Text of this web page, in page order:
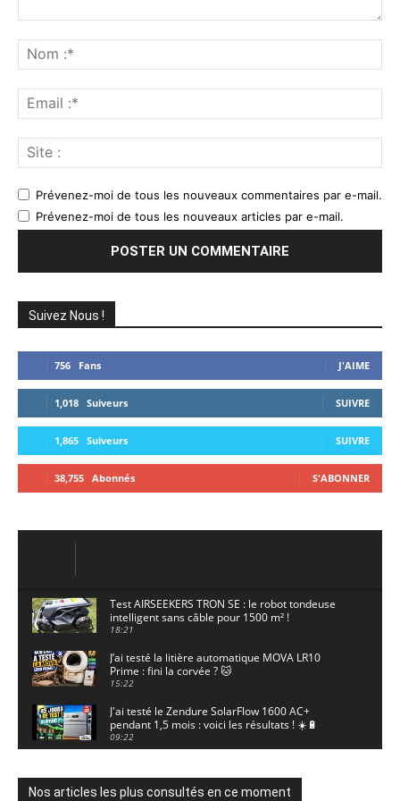
:*
:*
:
Prévenez-moi de tous les nouveaux commentaires par e-mail.
Prévenez-moi de tous les nouveaux articles par e-mail.
Suivez Nous !
756 Fans J'AIME
1,018 Suiveurs SUIVRE
1,865 Suiveurs SUIVRE
38,755 Abonnés S'ABONNER
Test AIRSEEKERS TRON SE : le robot tondeuse
intelligent sans câble pour 1500 m² !
18:21
J’ai testé la litière automatique MOVA LR10
Prime : fini la corvée ? 🐱
15:22
J'ai testé le Zendure SolarFlow 1600 AC+
pendant 1,5 mois : voici les résultats ! ☀️🔋
09:22
enregistre 24/7 grâce à l'AOV ! ☀️📹
11:30
Nos articles les plus consultés en ce moment